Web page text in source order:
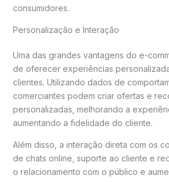
consumidores.
Personalização e Interação
Uma das grandes vantagens do e-
de oferecer experiências
clientes. Utilizando dados de
comerciantes podem criar ofertas e
personalizadas, melhorando a
aumentando a fidelidade do cliente.
Além disso, a interação direta com os
de chats online, suporte ao cliente e
o relacionamento com o público e